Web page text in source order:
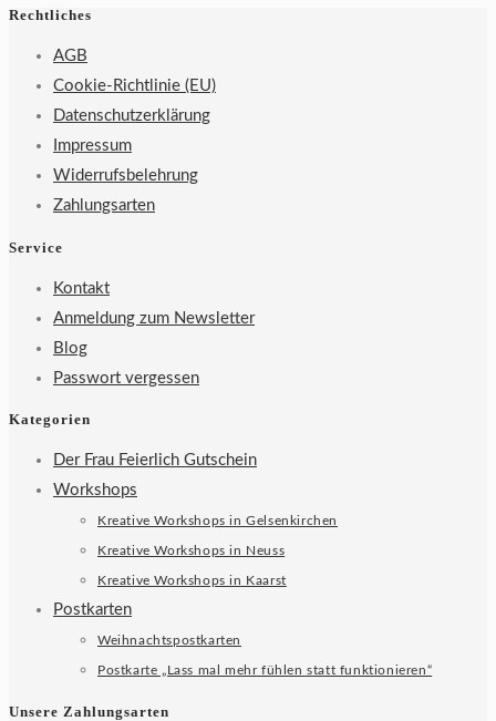
Rechtliches
AGB
Cookie-Richtlinie (EU)
Datenschutzerklärung
Impressum
Widerrufsbelehrung
Zahlungsarten
Service
Kontakt
Anmeldung zum Newsletter
Blog
Passwort vergessen
Kategorien
Der Frau Feierlich Gutschein
Workshops
Kreative Workshops in Gelsenkirchen
Kreative Workshops in Neuss
Kreative Workshops in Kaarst
Postkarten
Weihnachtspostkarten
Postkarte „Lass mal mehr fühlen statt funktionieren“
Unsere Zahlungsarten